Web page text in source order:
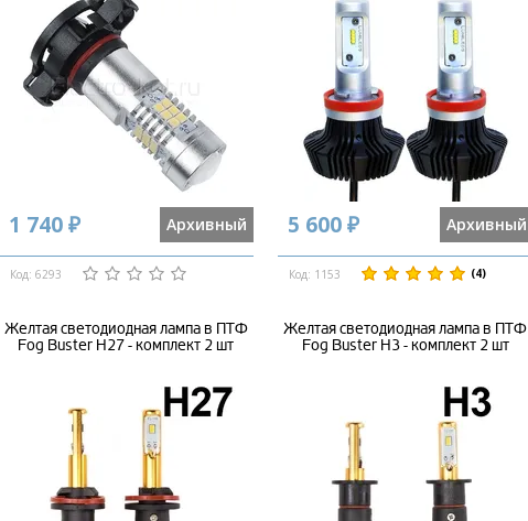
1 740 ₽ Архивный
Код: 6293
5 600 ₽ Архивный
Код: 1153 (4)
Желтая светодиодная лампа в ПТФ
Fog Buster H27 - комплект 2 шт
Желтая светодиодная лампа в ПТФ
Fog Buster H3 - комплект 2 шт